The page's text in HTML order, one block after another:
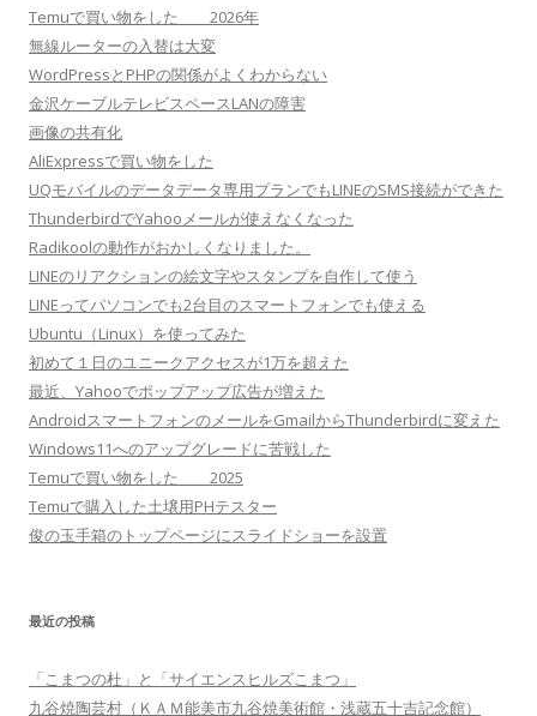
Temuで買い物をした 2026年
無線ルーターの入替は大変
WordPressとPHPの関係がよくわからない
金沢ケーブルテレビスペースLANの障害
画像の共有化
AliExpressで買い物をした
UQモバイルのデータデータ専用プランでもLINEのSMS接続ができた
ThunderbirdでYahooメールが使えなくなった
Radikoolの動作がおかしくなりました。
LINEのリアクションの絵文字やスタンプを自作して使う
LINEってパソコンでも2台目のスマートフォンでも使える
Ubuntu（Linux）を使ってみた
初めて１日のユニークアクセスが1万を超えた
最近、Yahooでポップアップ広告が増えた
AndroidスマートフォンのメールをGmailからThunderbirdに変えた
Windows11へのアップグレードに苦戦した
Temuで買い物をした 2025
Temuで購入した土壌用PHテスター
俊の玉手箱のトップページにスライドショーを設置
最近の投稿
「こまつの杜」と「サイエンスヒルズこまつ」
九谷焼陶芸村（ＫＡＭ能美市九谷焼美術館・浅蔵五十吉記念館）